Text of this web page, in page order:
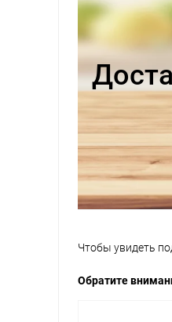
Чтобы увидеть
Обратите